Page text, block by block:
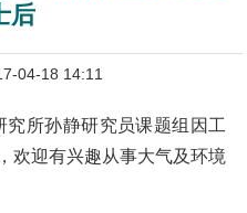
后
04-18 14:11
所孙静研究员课题组因工
欢迎有兴趣从事大气及环境